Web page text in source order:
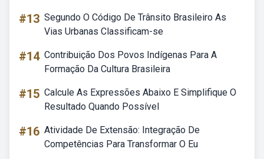
#13 Segundo O Código De Trânsito Brasileiro As
Vias Urbanas Classificam-se
#14 Contribuição Dos Povos Indígenas Para A
Formação Da Cultura Brasileira
#15 Calcule As Expressões Abaixo E Simplifique O
Resultado Quando Possível
#16 Atividade De Extensão: Integração De
Competências Para Transformar O Eu